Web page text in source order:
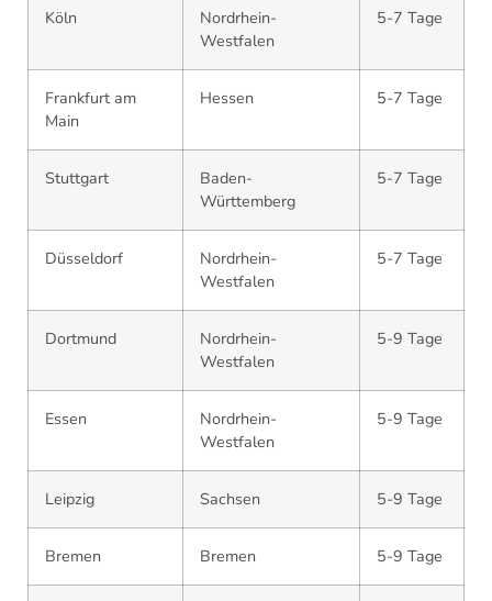
Köln
Nordrhein-
Westfalen
5-7 Tage
Frankfurt am
Main
Hessen 5-7 Tage
Stuttgart
Baden-
Württemberg
5-7 Tage
Düsseldorf
Nordrhein-
Westfalen
5-7 Tage
Dortmund
Nordrhein-
Westfalen
5-9 Tage
Essen
Nordrhein-
Westfalen
5-9 Tage
Leipzig Sachsen 5-9 Tage
Bremen Bremen 5-9 Tage